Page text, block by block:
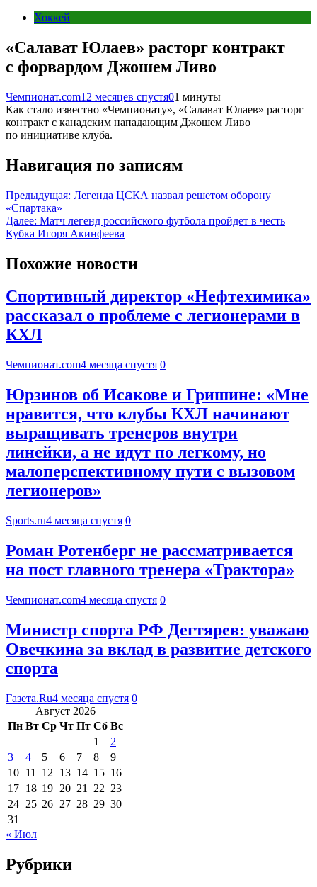
Хоккей
«Салават Юлаев» расторг контракт
с форвардом Джошем Ливо
Чемпионат.com12 месяцев спустя01 минуты
Как стало известно «Чемпионату», «Салават Юлаев» расторг
контракт с канадским нападающим Джошем Ливо
по инициативе клуба.
Навигация по записям
Предыдущая: Легенда ЦСКА назвал решетом оборону
«Спартака»
Далее: Матч легенд российского футбола пройдет в честь
Кубка Игоря Акинфеева
Похожие новости
Спортивный директор «Нефтехимика»
рассказал о проблеме с легионерами в
КХЛ
Чемпионат.com4 месяца спустя 0
Юрзинов об Исакове и Гришине: «Мне
нравится, что клубы КХЛ начинают
выращивать тренеров внутри
линейки, а не идут по легкому, но
малоперспективному пути с вызовом
легионеров»
Sports.ru4 месяца спустя 0
Роман Ротенберг не рассматривается
на пост главного тренера «Трактора»
Чемпионат.com4 месяца спустя 0
Министр спорта РФ Дегтярев: уважаю
Овечкина за вклад в развитие детского
спорта
Газета.Ru4 месяца спустя 0
Август 2026
Пн Вт Ср Чт Пт Сб Вс
1
2
3
4 5 6 7 8
9
10 11 12 13 14 15 16
17 18 19 20 21 22 23
24 25 26 27 28 29 30
31
« Июл
Рубрики